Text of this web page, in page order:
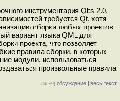
инструментария Qbs 2.0.
требуется Qt, хотя
сборки любых проектов.
вариант языка QML для
проекта, что позволяет
правила сборки, в которых
модули, использоваться
произвольные правила
(56 +9) обсуждение | весь текст